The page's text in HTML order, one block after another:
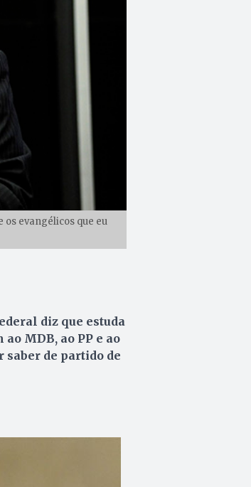
evangélicos que eu
diz que estuda
MDB, ao PP e ao
saber de partido de